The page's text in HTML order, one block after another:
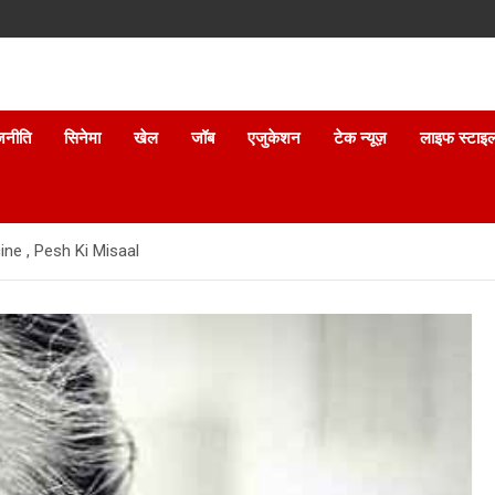
सिनेमा खेल जॉब एजुकेशन टेक न्यूज़ लाइफ
, Pesh Ki Misaal